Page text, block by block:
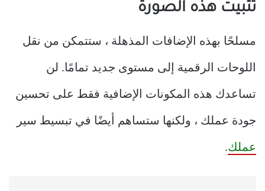
تثبيت هذه الصورة
مسلحًا بهذه الإضافات المذهلة ، ستتمكن من نقل
اللوحات الرقمية إلى مستوى جديد تمامًا. لن
تساعدك هذه المكونات الإضافية فقط على تحسين
جودة عملك ، ولكنها ستساهم أيضًا في تبسيط سير
عملك.